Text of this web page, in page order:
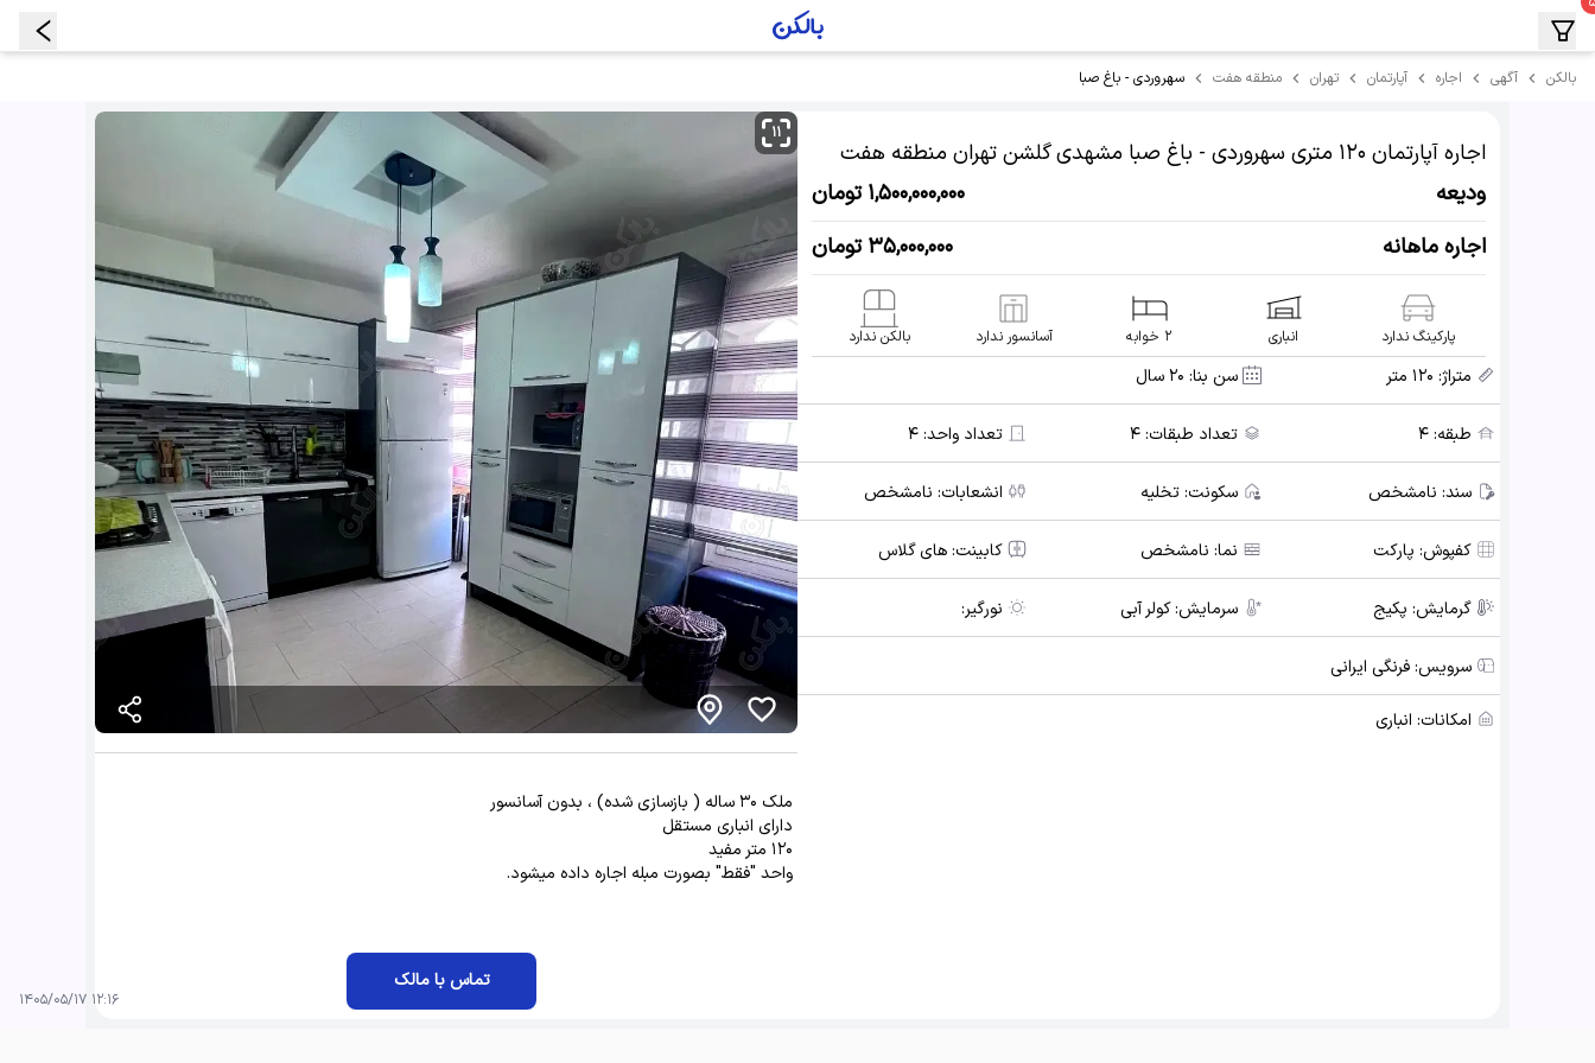
بالکن آگهی اجاره آپارتمان تهران منطقه هفت سهروردی - باغ صبا
اجاره آپارتمان ۱۲۰ متری سهروردی - باغ صبا مشهدی گلشن
تهران منطقه هفت
ودیعه
۱,۵۰۰,۰۰۰,۰۰۰ تومان
اجاره ماهانه
۳۵,۰۰۰,۰۰۰ تومان
پارکینگ ندارد انباری ۲ خوابه آسانسور ندارد بالکن ندارد
متراژ: ۱۲۰ متر سن بنا: ۲۰ سال
طبقه:۴ تعداد طبقات:۴ تعداد واحد:۴
سند: نامشخص سکونت:تخلیه انشعابات: نامشخص
کفپوش: پارکت نما: نامشخص کابینت:های گلاس
گرمایش: پکیج سرمایش:کولر آبی نورگیر:
سرویس:فرنگی ایرانی
امکانات: انباری
۱۱
واحد "فقط" بصورت مبله اجاره داده میشود‌.
تماس با مالک
۱۲:۱۶ ۱۴۰۵/۰۵/۱۷